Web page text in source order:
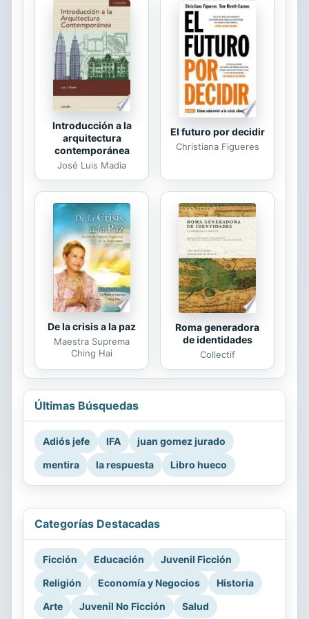
transitorias y seis finales. Como
puede apreciarse, estas últimas
disposiciones superan en mucho al
texto articulado de la norma. La
razón de que ello sea así se
encuentra, sencillamente, en que la
gran mayoría de las...
Introducción a la
arquitectura
contemporánea
José Luis Madia
El futuro por decidir
Christiana Figueres
De la crisis a la paz
Maestra Suprema
Ching Hai
Roma generadora
de identidades
Collectif
Últimas Búsquedas
Adiós jefe IFA
juan gomez jurado
mentira
la respuesta Libro hueco
Categorías Destacadas
Ficción Educación
Juvenil Ficción
Religión
Economía y Negocios
Historia
Arte
Juvenil No Ficción Salud